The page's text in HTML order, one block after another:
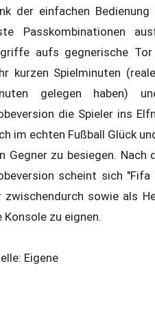
der einfachen
Passkombinationen
aufs gegnerische
kurzen Spielminuten
gelegen haben)
die Spieler ins
im echten Fußball Glück
Gegner zu besiegen. Nach
scheint sich
zwischendurch sowie als
Konsole zu eignen.
Eigene